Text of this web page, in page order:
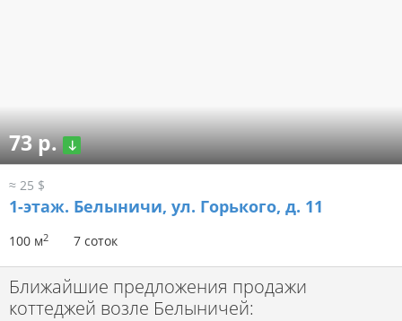
73 р.
≈ 25 $
1-этаж. Белыничи, ул. Горького, д. 11
100 м2 7 соток
Ближайшие предложения продажи
коттеджей возле Белыничей: